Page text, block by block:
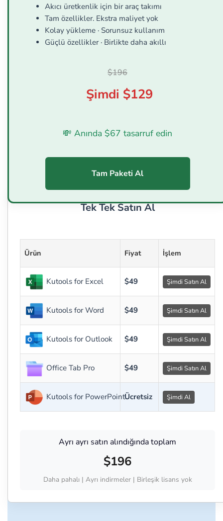
Akıcı üretkenlik için bir araç takımı
Tam özellikler. Ekstra maliyet yok
Kolay yükleme · Sorunsuz kullanım
Güçlü özellikler · Birlikte daha akıllı
$196
Şimdi $129
💸 Anında $67 tasarruf edin
Tam Paketi Al
Tek Tek Satın Al
Ürün Fiyat İşlem
Kutools for Excel $49 Şimdi Satın Al
Kutools for Word $49 Şimdi Satın Al
Kutools for Outlook $49 Şimdi Satın Al
Office Tab Pro $49 Şimdi Satın Al
Kutools for PowerPointÜcretsiz Şimdi Al
Ayrı ayrı satın alındığında toplam
$196
Daha pahalı | Ayrı indirmeler | Birleşik lisans yok